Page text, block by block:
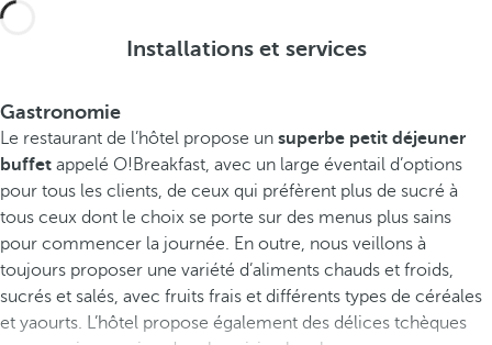
Installations et services
Gastronomie
Le restaurant de l’hôtel propose un superbe petit déjeuner
buffet appelé O!Breakfast, avec un large éventail d’options
pour tous les clients, de ceux qui préfèrent plus de sucré à
tous ceux dont le choix se porte sur des menus plus sains
pour commencer la journée. En outre, nous veillons à
toujours proposer une variété d’aliments chauds et froids,
sucrés et salés, avec fruits frais et différents types de céréales
et yaourts. L’hôtel propose également des délices tchèques